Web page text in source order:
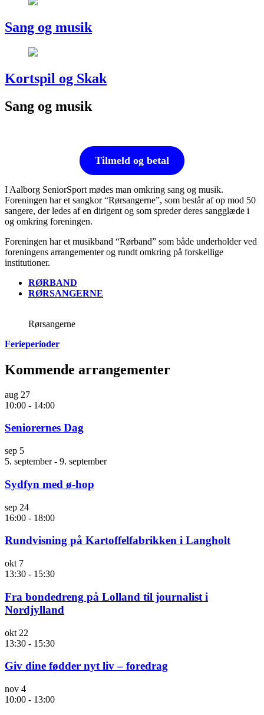
Sang og musik
Kortspil og Skak
Sang og musik
Tilmeld og betal
I Aalborg SeniorSport mødes man omkring sang og musik.
Foreningen har et sangkor “Rørsangerne”, som består af op mod 50
sangere, der ledes af en dirigent og som spreder deres sangglæde i
og omkring foreningen.
Foreningen har et musikband “Rørband” som både underholder ved
foreningens arrangementer og rundt omkring på forskellige
institutioner.
RØRBAND
RØRSANGERNE
Rørsangerne
Ferieperioder
Kommende arrangementer
aug 27
10:00 - 14:00
Seniorernes Dag
sep 5
5. september- 9. september
Sydfyn med ø-hop
sep 24
16:00 - 18:00
Rundvisning på Kartoffelfabrikken i Langholt
okt 7
13:30 - 15:30
Fra bondedreng på Lolland til journalist i
Nordjylland
okt 22
13:30 - 15:30
Giv dine fødder nyt liv – foredrag
nov 4
10:00 - 13:00